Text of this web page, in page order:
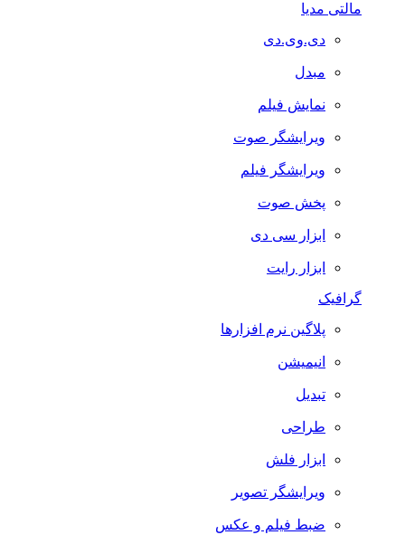
مالتی مدیا
دی.وی.دی
مبدل
نمایش فیلم
ویرایشگر صوت
ویرایشگر فیلم
پخش صوت
ابزار سی دی
ابزار رایت
گرافیک
پلاگین نرم افزارها
انیمیشن
تبدیل
طراحی
ابزار فلش
ویرایشگر تصویر
ضبط فيلم و عكس